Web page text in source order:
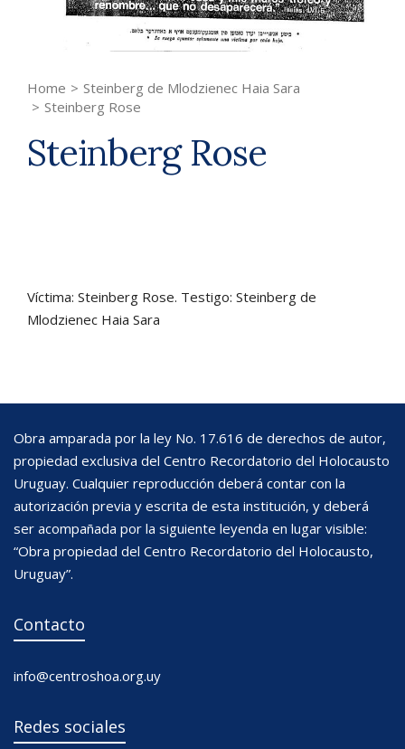
Home > Steinberg de Mlodzienec Haia Sara
> Steinberg Rose
Steinberg Rose
Víctima: Steinberg Rose. Testigo: Steinberg de
Mlodzienec Haia Sara
Obra amparada por la ley No. 17.616 de derechos de autor,
propiedad exclusiva del Centro Recordatorio del Holocausto
Uruguay. Cualquier reproducción deberá contar con la
autorización previa y escrita de esta institución, y deberá
ser acompañada por la siguiente leyenda en lugar visible:
“Obra propiedad del Centro Recordatorio del Holocausto,
Uruguay”.
Contacto
info@centroshoa.org.uy
Redes sociales